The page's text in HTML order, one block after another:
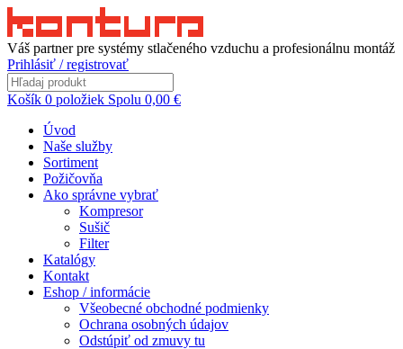
Váš partner pre systémy stlačeného vzduchu a profesionálnu montáž
Prihlásiť / registrovať
Košík 0 položiek Spolu 0,00 €
Úvod
Naše služby
Sortiment
Požičovňa
Ako správne vybrať
Kompresor
Sušič
Filter
Katalógy
Kontakt
Eshop / informácie
Všeobecné obchodné podmienky
Ochrana osobných údajov
Odstúpiť od zmuvy tu